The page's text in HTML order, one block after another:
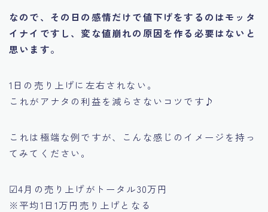
なので、その日の感情だけで値下げをするのはモッタ
イナイですし、変な値崩れの原因を作る必要はないと
思います。
1日の売り上げに左右されない。
これがアナタの利益を減らさないコツです♪
これは極端な例ですが、こんな感じのイメージを持っ
てみてください。
☑4月の売り上げがトータル30万円
※平均1日1万円売り上げとなる